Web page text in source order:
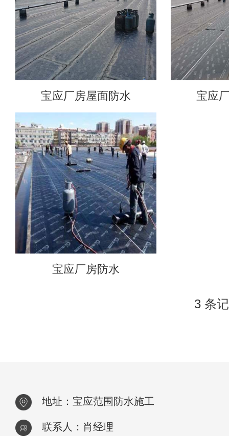
宝应厂房屋面防水 宝应
宝应厂房防水
3 条
地址：宝应范围防水施工
联系人：肖经理